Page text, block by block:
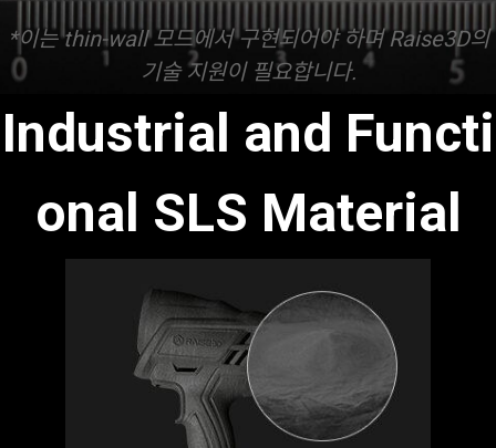
*이는 thin-wall 모드에서 구현되어야 하며 Raise3D의
기술 지원이 필요합니다.
Industrial and Functi
onal SLS Material